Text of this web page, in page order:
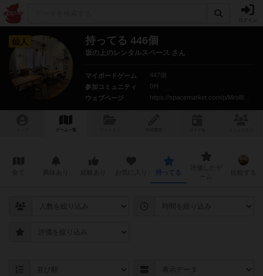
仙人 持ってる 446個
坂の上のレンタルスペース さん
マイボードゲーム
447個
参加コミュニティ
0件
ウェブページ
ゲーム一覧
持ってる